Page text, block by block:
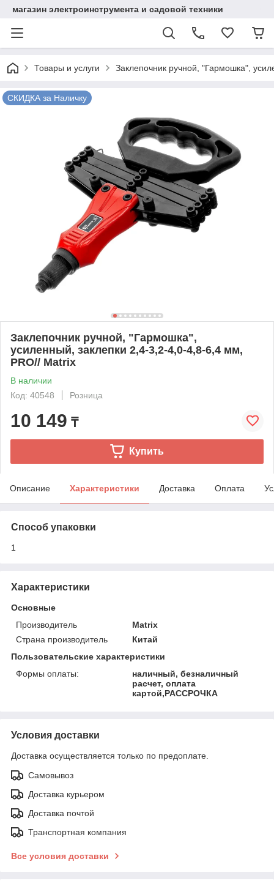
магазин электроинструмента и садовой техники
Товары и услуги Заклепочник ручной, "Гармошка",
СКИДКА за Наличку
Заклепочник ручной, "Гармошка",
усиленный, заклепки 2,4-3,2-4,0-4,8-6,4 мм,
PRO// Matrix
В наличии
Код: 40548
Розница
10 149 ₸
Купить
Описание Характеристики Доставка Оплата
Способ упаковки
1
Характеристики
Основные
Производитель
Matrix
Страна производитель
Китай
Пользовательские характеристики
Формы оплаты:
наличный, безналичный
расчет, оплата
картой,РАССРОЧКА
Условия доставки
Доставка осуществляется только по предоплате.
Самовывоз
Доставка курьером
Доставка почтой
Транспортная компания
Все условия доставки